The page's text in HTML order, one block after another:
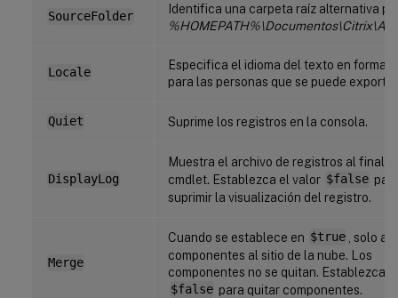
SourceFolder
Identifica una carpeta raíz alternativa
Locale
Especifica el idioma del texto en
para las personas que se puede
Quiet Suprime los registros en la consola.
DisplayLog
Muestra el archivo de registros al
cmdlet. Establezca el valor $false
suprimir la visualización del registro.
Merge
Cuando se establece en $true
, solo
componentes al sitio de la nube. Los
componentes no se quitan. Establezca
$false para quitar componentes.